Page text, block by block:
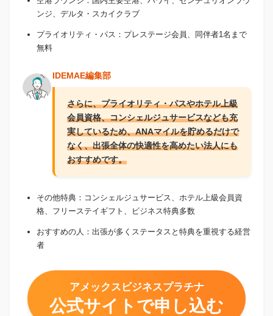
ンジ、デルタ・スカイクラブ
プライオリティ・パス：プレステージ会員、同伴者1名まで
無料
IDEMAE編集部
さらに、プライオリティ・パスやホテル上級
会員資格、コンシェルジュサービスなども充
実しているため、ANAマイルを貯めるだけで
なく、出張全体の快適性を高めたい法人にも
おすすめです。
その他特典：コンシェルジュサービス、ホテル上級会員資
格、フリーステイギフト、ビジネス特典多数
おすすめの人：出張が多くステータスと特典を重視する経営
者
アメックスビジネスプラチナ
公式サイトで申し込む